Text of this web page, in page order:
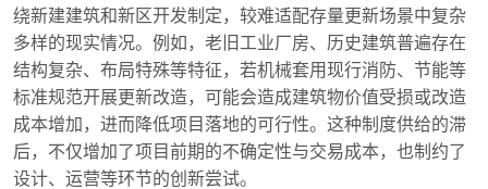
绕新建建筑和新区开发制定，较难适配存量更新场景中复杂
多样的现实情况。例如，老旧工业厂房、历史建筑普遍存在
结构复杂、布局特殊等特征，若机械套用现行消防、节能等
标准规范开展更新改造，可能会造成建筑物价值受损或改造
成本增加，进而降低项目落地的可行性。这种制度供给的滞
后，不仅增加了项目前期的不确定性与交易成本，也制约了
设计、运营等环节的创新尝试。